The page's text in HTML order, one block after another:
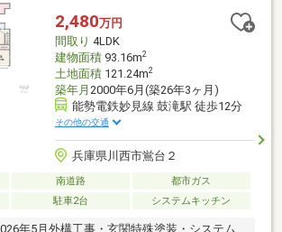
ークインクローゼットつきご家族の衣類や季
収納していただけます。また、奥行きがござ
ご使用いただけます！
2,480万円
間取り 4LDK
建物面積93.16m2
土地面積121.24m2
築年月 2000年6月(築26年3ヶ月)
能勢電鉄妙見線 鼓滝駅 徒歩12分
その他の交通
兵庫県川西市鴬台２
南道路
都市ガス
駐車2台 システムキッチン
年5月外構工事・玄関特殊塗装・システム